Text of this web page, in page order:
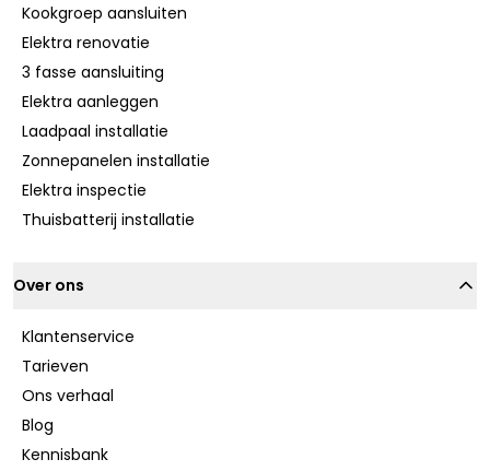
Kookgroep aansluiten
Elektra renovatie
3 fasse aansluiting
Elektra aanleggen
Laadpaal installatie
Zonnepanelen installatie
Elektra inspectie
Thuisbatterij installatie
Over ons
Klantenservice
Tarieven
Ons verhaal
Blog
Kennisbank